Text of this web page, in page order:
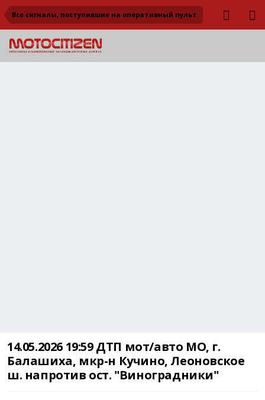
Все сигналы, поступившие на оперативный пульт
14.05.2026 19:59 ДТП мот/авто МО, г.
Балашиха, мкр-н Кучино, Леоновское
ш. напротив ост. "Виноградники"